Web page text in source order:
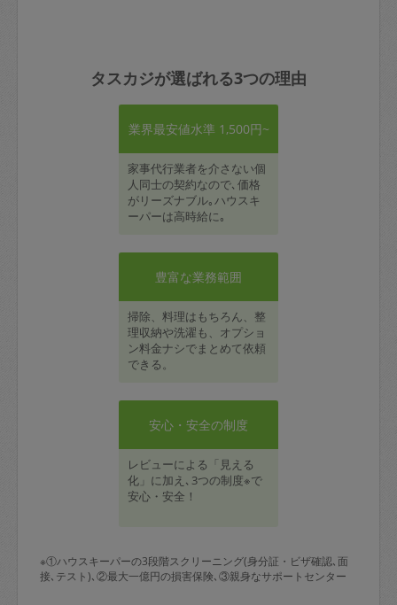
タスカジが選ばれる3つの理由
業界最安値水準 1,500円~
家事代行業者を介さない個
人同士の契約なので､価格
がリーズナブル｡ハウスキ
ーパーは高時給に｡
豊富な業務範囲
掃除、料理はもちろん、整
理収納や洗濯も、オプショ
ン料金ナシでまとめて依頼
できる。
安心・安全の制度
レビューによる「見える
化」に加え､3つの制度※で
安心・安全！
※①ハウスキーパーの3段階スクリーニング(身分証・ビザ確認､面
接､テスト)､②最大一億円の損害保険､③親身なサポートセンター